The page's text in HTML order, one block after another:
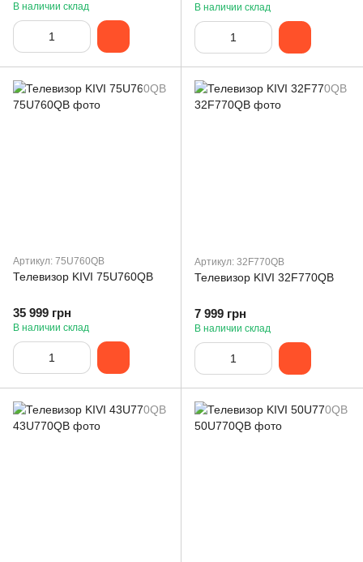
В наличии склад В наличии склад
Артикул: 75U760QB
Телевизор KIVI 75U760QB
35 999 грн
В наличии склад
Артикул: 32F770QB
Телевизор KIVI 32F770QB
7 999 грн
В наличии склад